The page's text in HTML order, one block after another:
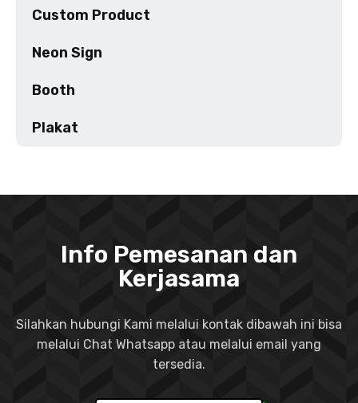
Custom Product
Neon Sign
Booth
Plakat
Info Pemesanan dan
Kerjasama
Silahkan hubungi Kami melalui kontak dibawah ini bisa
melalui Chat Whatsapp atau melalui email yang
tersedia.